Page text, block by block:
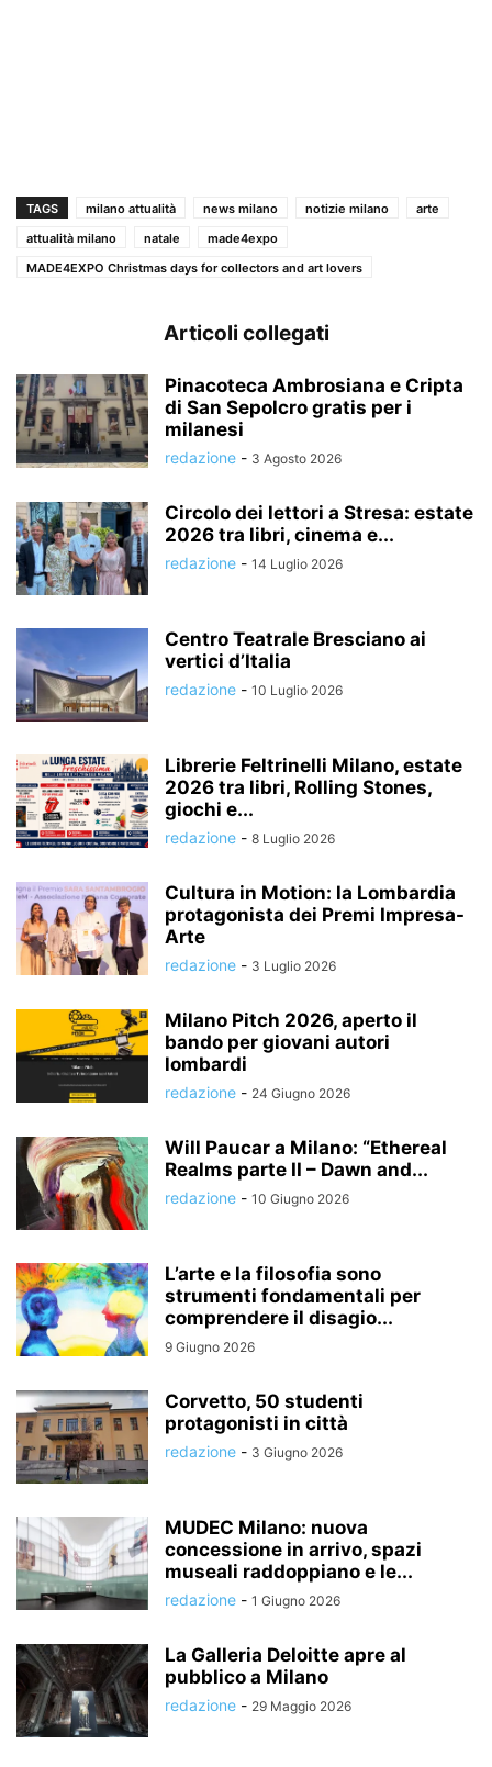
TAGS milano attualità news milano notizie milano
arte
attualità milano
natale
made4expo
MADE4EXPO Christmas days for collectors and art lovers
Articoli collegati
Pinacoteca Ambrosiana e Cripta
di San Sepolcro gratis per i
milanesi
redazione - 3 Agosto 2026
Circolo dei lettori a Stresa: estate
2026 tra libri, cinema e...
redazione - 14 Luglio 2026
Centro Teatrale Bresciano ai
vertici d’Italia
redazione - 10 Luglio 2026
Librerie Feltrinelli Milano, estate
2026 tra libri, Rolling Stones,
giochi e...
redazione - 8 Luglio 2026
Cultura in Motion: la Lombardia
protagonista dei Premi Impresa-
Arte
redazione - 3 Luglio 2026
Milano Pitch 2026, aperto il
bando per giovani autori
lombardi
redazione - 24 Giugno 2026
Will Paucar a Milano: “Ethereal
Realms parte II – Dawn and...
redazione - 10 Giugno 2026
L’arte e la filosofia sono
strumenti fondamentali per
comprendere il disagio...
9 Giugno 2026
Corvetto, 50 studenti
protagonisti in città
redazione - 3 Giugno 2026
MUDEC Milano: nuova
concessione in arrivo, spazi
museali raddoppiano e le...
redazione - 1 Giugno 2026
La Galleria Deloitte apre al
pubblico a Milano
redazione - 29 Maggio 2026